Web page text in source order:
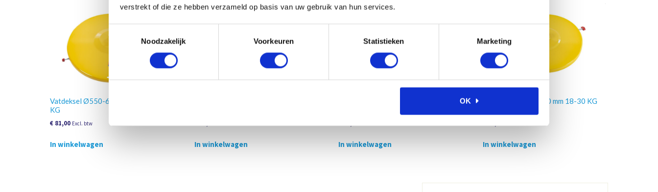
verstrekt of die ze hebben verzameld op basis van uw gebruik van hun services.
Toestemmingsselectie
Noodzakelijk
Voorkeuren Statistieken Marketing
OK
Vatdeksel Ø550-6000 mm, 180-220
KG
€ 81,00 Excl. btw
In winkelwagen In winkelwagen In winkelwagen
Vatdeksel Ø260-320 mm 18-30 KG
In winkelwagen